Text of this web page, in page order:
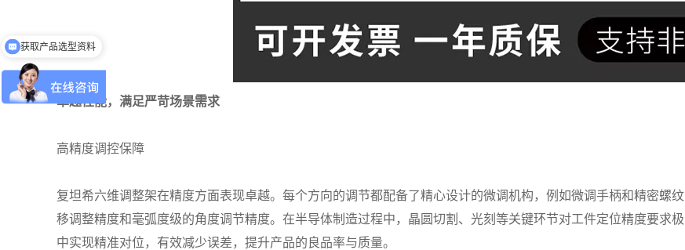
卓越性能，满足严苛场景需求
高精度调控保障
复坦希六维调整架在精度方面表现卓越。每个方向的调节都配备了精心设计的微调机构，例如微调手柄和精密螺
移调整精度和毫弧度级的角度调节精度。在半导体制造过程中，晶圆切割、光刻等关键环节对工件定位精度要求
中实现精准对位，有效减少误差，提升产品的良品率与质量。
获取价格